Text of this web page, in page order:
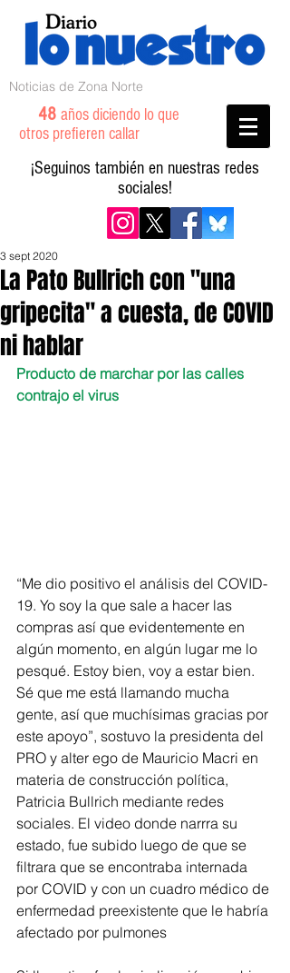
Noticias de Zona Norte
48 años diciendo lo que
otros prefieren callar
¡Seguinos también en nuestras redes
sociales!
La Pato Bullrich con "una
gripecita" a cuesta, de COVID
ni hablar
3 sept 2020
Producto de marchar por las calles
contrajo el virus
“Me dio positivo el análisis del COVID-
19. Yo soy la que sale a hacer las
compras así que evidentemente en
algún momento, en algún lugar me lo
pesqué. Estoy bien, voy a estar bien.
Sé que me está llamando mucha
gente, así que muchísimas gracias por
este apoyo”, sostuvo la presidenta del
PRO y alter ego de Mauricio Macri en
materia de construcción política,
Patricia Bullrich mediante redes
sociales. El video donde narrra su
estado, fue subido luego de que se
filtrara que se encontraba internada
por COVID y con un cuadro médico de
enfermedad preexistente que le habría
afectado por pulmones